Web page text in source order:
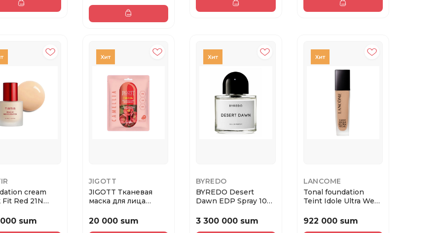
cream
Fit Red 21N
sum
JIGOTT
JIGOTT Тканевая
маска для лица
AMPO...
20 000 sum
BYREDO
BYREDO Desert
Dawn EDP Spray 100
3 300 000 sum
LANCOME
Tonal foundation
Teint Idole Ultra Wear
922 000 sum